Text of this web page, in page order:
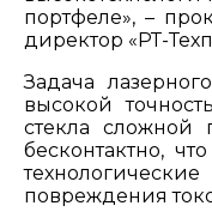
портфеле», –
директор «РТ-
Задача
высокой
стекла сложной
бесконтактно,
повреждения